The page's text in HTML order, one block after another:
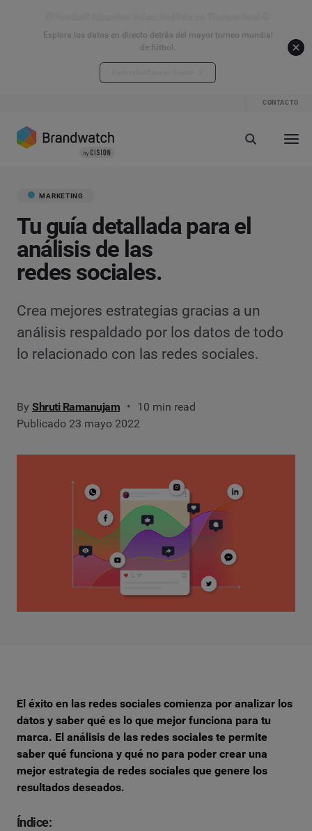
Explora los datos en directo detrás del mayor torneo mundial
de fútbol.
CONTACTO
MARKETING
Tu guía detallada para el
análisis de las
redes sociales.
Crea mejores estrategias gracias a un
análisis respaldado por los datos de todo
lo relacionado con las redes sociales.
By Shruti Ramanujam
10 min read
Publicado 23 mayo 2022
El éxito en las redes sociales comienza por analizar los
datos y saber qué es lo que mejor funciona para tu
marca. El análisis de las redes sociales te permite
saber qué funciona y qué no para poder crear una
mejor estrategia de redes sociales que genere los
resultados deseados.
Índice: